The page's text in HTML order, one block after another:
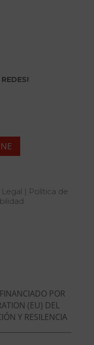
Legal | Política de
POR
(EU) DEL
Y RESILENCIA